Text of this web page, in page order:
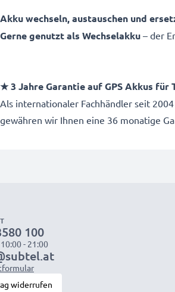
Akku wechseln, austauschen und
Gerne genutzt als Wechselakku – der
★ 3 Jahre Garantie auf GPS Akkus für
Als internationaler Fachhändler seit
gewähren wir Ihnen eine 36 monatige
100
- 21:00
widerrufen